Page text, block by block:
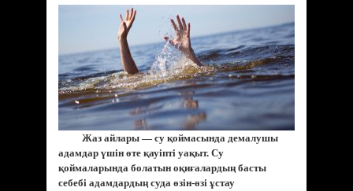
Жаз айлары — су қоймасында демалушы
адамдар үшін өте қауіпті уақыт. Су
қоймаларында болатын оқиғалардың басты
себебі адамдардың суда өзін-өзі ұстау